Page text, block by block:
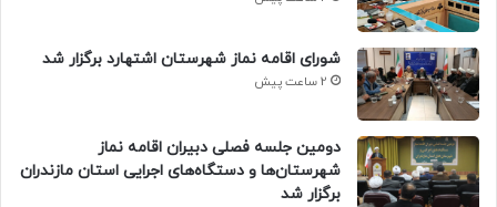
شورای اقامه نماز شهرستان اشتهارد برگزار شد
2 ساعت پیش
دومین جلسه فصلی دبیران اقامه نماز
شهرستان‌ها و دستگاه‌های اجرایی استان مازندران
برگزار شد